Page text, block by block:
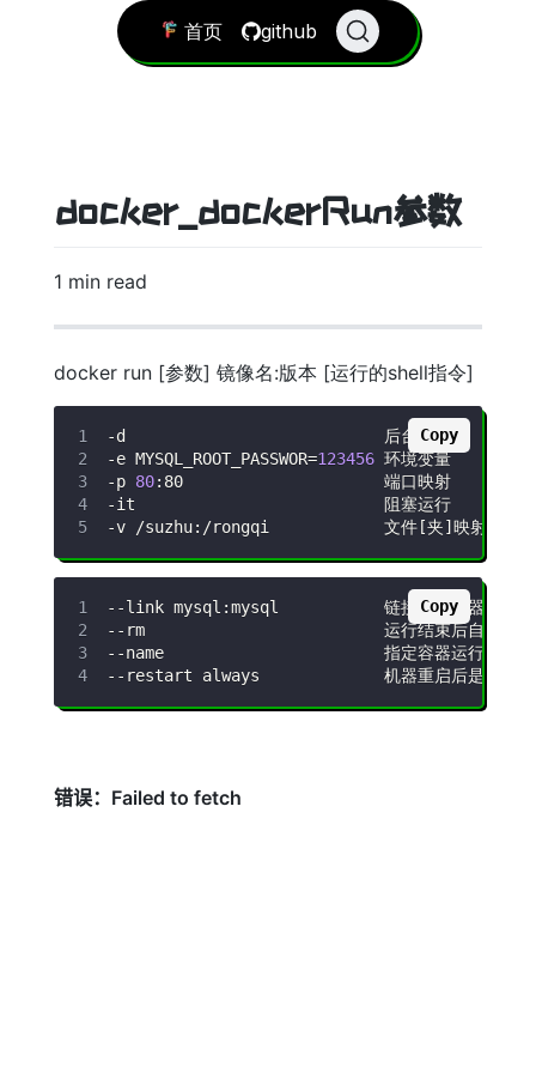
首页 github
docker_dockerRun参数
1 min read
docker run [参数] 镜像名:版本 [运行的shell指令]
-d
                           后台运行
-e MYSQL_ROOT_PASSWOR=123456
环境变量
-p 80
:80                     端口映射
-it
                          阻塞运行
-v /suzhu:/rongqi            文件[夹]
Copy
--link
--rm
--name
--restart
Copy